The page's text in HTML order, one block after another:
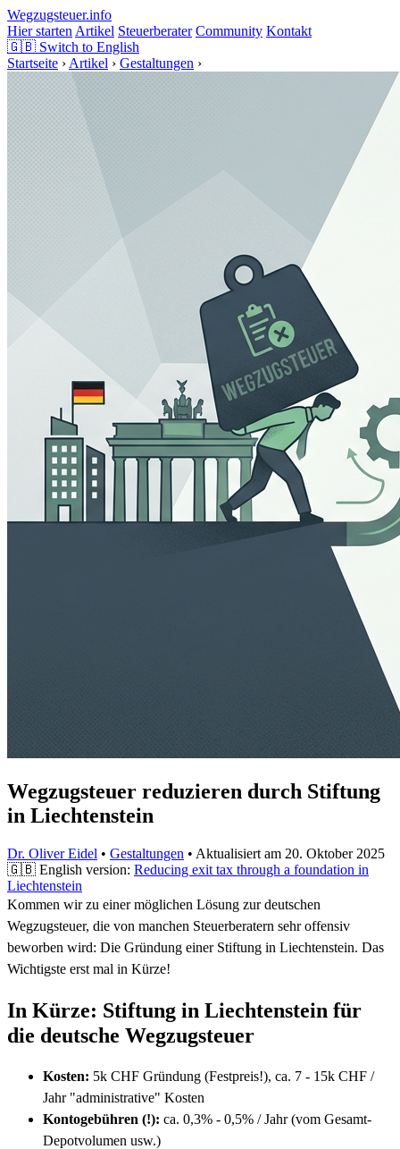
Wegzugsteuer.info
Hier starten Artikel Steuerberater Community Kontakt
🇬🇧 Switch to English
Startseite › Artikel › Gestaltungen ›
Wegzugsteuer reduzieren durch Stiftung
in Liechtenstein
Dr. Oliver Eidel • Gestaltungen • Aktualisiert am 20. Oktober 2025
🇬🇧 English version: Reducing exit tax through a foundation in
Liechtenstein
Kommen wir zu einer möglichen Lösung zur deutschen
Wegzugsteuer, die von manchen Steuerberatern sehr offensiv
beworben wird: Die Gründung einer Stiftung in Liechtenstein. Das
Wichtigste erst mal in Kürze!
In Kürze: Stiftung in Liechtenstein für
die deutsche Wegzugsteuer
Kosten: 5k CHF Gründung (Festpreis!), ca. 7 - 15k CHF /
Jahr "administrative" Kosten
Kontogebühren (!): ca. 0,3% - 0,5% / Jahr (vom Gesamt-
Depotvolumen usw.)